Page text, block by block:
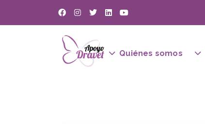
Quiénes somos
Red INDRE ApoyoDravet